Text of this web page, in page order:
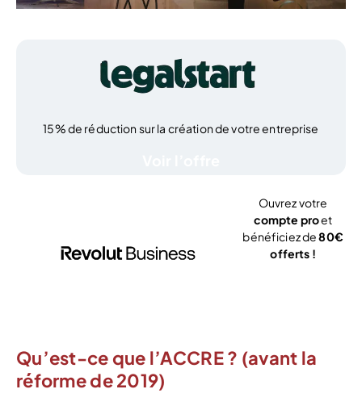
15% de réduction sur la création de votre entreprise
Ouvrez votre
compte proet
bénéficiez de80€
offerts !
Qu’est-ce que l’ACCRE ? (avant la
réforme de 2019)